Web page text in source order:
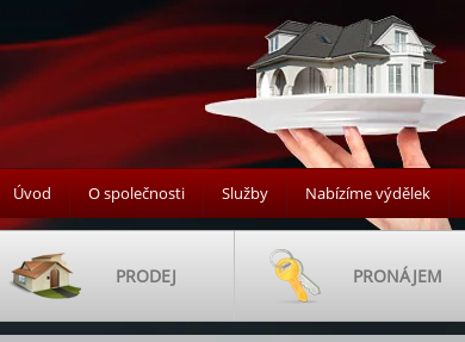
Úvod O společnosti Služby Nabízíme výdělek
PRODEJ PRONÁJEM